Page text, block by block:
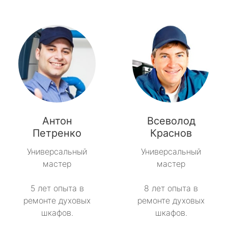
Антон
Петренко
Универсальный
мастер
5 лет опыта в
ремонте духовых
шкафов.
Всеволод
Краснов
Универсальный
мастер
8 лет опыта в
ремонте духовых
шкафов.